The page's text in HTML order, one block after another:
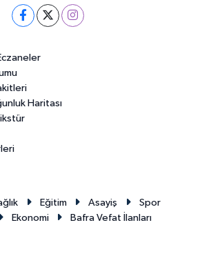
Haritası
Eğitim Asayiş
Spor
Ekonomi
Bafra Vefat İlanları